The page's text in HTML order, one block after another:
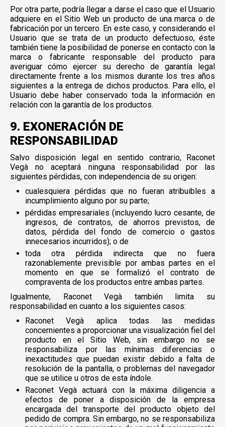
Por otra parte, podría llegar a darse el caso que el Usuario
adquiere en el Sitio Web un producto de una marca o de
fabricación por un tercero. En este caso, y considerando el
Usuario que se trata de un producto defectuoso, éste
también tiene la posibilidad de ponerse en contacto con la
marca o fabricante responsable del producto para
averiguar cómo ejercer su derecho de garantía legal
directamente frente a los mismos durante los tres años
siguientes a la entrega de dichos productos. Para ello, el
Usuario debe haber conservado toda la información en
relación con la garantía de los productos.
9. EXONERACIÓN DE
RESPONSABILIDAD
Salvo disposición legal en sentido contrario, Raconet
Vegà no aceptará ninguna responsabilidad por las
siguientes pérdidas, con independencia de su origen:
cualesquiera pérdidas que no fueran atribuibles a
incumplimiento alguno por su parte;
pérdidas empresariales (incluyendo lucro cesante, de
ingresos, de contratos, de ahorros previstos, de
datos, pérdida del fondo de comercio o gastos
innecesarios incurridos); o de
toda otra pérdida indirecta que no fuera
razonablemente previsible por ambas partes en el
momento en que se formalizó el contrato de
compraventa de los productos entre ambas partes.
Igualmente, Raconet Vegà también limita su
responsabilidad en cuanto a los siguientes casos:
Raconet Vegà aplica todas las medidas
concernientes a proporcionar una visualización fiel del
producto en el Sitio Web, sin embargo no se
responsabiliza por las mínimas diferencias o
inexactitudes que puedan existir debido a falta de
resolución de la pantalla, o problemas del navegador
que se utilice u otros de esta índole.
Raconet Vegà actuará con la máxima diligencia a
efectos de poner a disposición de la empresa
encargada del transporte del producto objeto del
pedido de compra. Sin embargo, no se responsabiliza